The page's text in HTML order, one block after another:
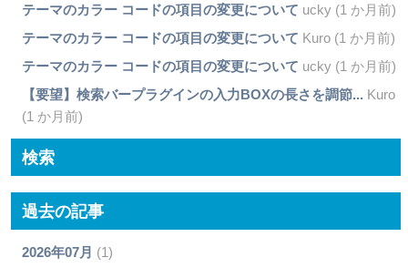
テーマのカラー コードの項目の変更について ucky (1 か月前)
テーマのカラー コードの項目の変更について Kuro (1 か月前)
テーマのカラー コードの項目の変更について ucky (1 か月前)
【要望】検索バープラグインの入力BOXの長さを調節... Kuro
(1 か月前)
検索
過去の記事
2026年07月 (1)